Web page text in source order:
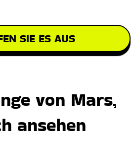
SIE ES AUS
von Mars,
ansehen